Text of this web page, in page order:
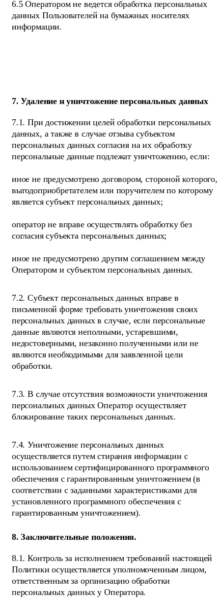
6.5 Оператором не ведется обработка персональных
данных Пользователей на бумажных носителях
информации.
7. Удаление и уничтожение персональных данных
7.1. При достижении целей обработки персональных
данных, а также в случае отзыва субъектом
персональных данных согласия на их обработку
персональные данные подлежат уничтожению, если:
иное не предусмотрено договором, стороной которого,
выгодоприобретателем или поручителем по которому
является субъект персональных данных;
оператор не вправе осуществлять обработку без
согласия субъекта персональных данных;
иное не предусмотрено другим соглашением между
Оператором и субъектом персональных данных.
7.2. Субъект персональных данных вправе в
письменной форме требовать уничтожения своих
персональных данных в случае, если персональные
данные являются неполными, устаревшими,
недостоверными, незаконно полученными или не
являются необходимыми для заявленной цели
обработки.
7.3. В случае отсутствия возможности уничтожения
персональных данных Оператор осуществляет
блокирование таких персональных данных.
7.4. Уничтожение персональных данных
осуществляется путем стирания информации с
использованием сертифицированного программного
обеспечения с гарантированным уничтожением (в
соответствии с заданными характеристиками для
установленного программного обеспечения с
гарантированным уничтожением).
8. Заключительные положения.
8.1. Контроль за исполнением требований настоящей
Политики осуществляется уполномоченным лицом,
ответственным за организацию обработки
персональных данных у Оператора.